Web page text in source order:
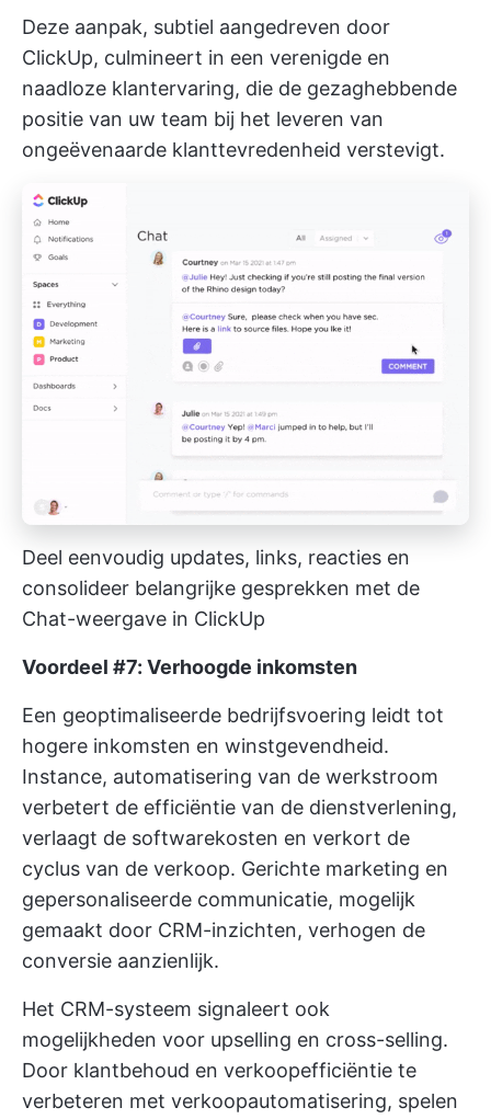
Deze aanpak, subtiel aangedreven door
ClickUp, culmineert in een verenigde en
naadloze klantervaring, die de gezaghebbende
positie van uw team bij het leveren van
ongeëvenaarde klanttevredenheid verstevigt.
Deel eenvoudig updates, links, reacties en
consolideer belangrijke gesprekken met de
Chat-weergave in ClickUp
Voordeel #7: Verhoogde inkomsten
Een geoptimaliseerde bedrijfsvoering leidt tot
hogere inkomsten en winstgevendheid.
Instance, automatisering van de werkstroom
verbetert de efficiëntie van de dienstverlening,
verlaagt de softwarekosten en verkort de
cyclus van de verkoop. Gerichte marketing en
gepersonaliseerde communicatie, mogelijk
gemaakt door CRM-inzichten, verhogen de
conversie aanzienlijk.
Het CRM-systeem signaleert ook
mogelijkheden voor upselling en cross-selling.
Door klantbehoud en verkoopefficiëntie te
verbeteren met verkoopautomatisering, spelen